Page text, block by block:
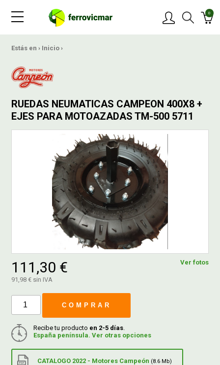
0
Estás en › Inicio ›
RUEDAS NEUMATICAS CAMPEON 400X8 +
EJES PARA MOTOAZADAS TM-500 5711
Ver fotos
111,30 €
91,98 € sin IVA
COMPRAR
Recibe tu producto en 2-5 días
España península. Ver otras opciones
CATALOGO 2022 - Motores Campeón (8.6 Mb)
OFERTAS
NOVEDADES
BLOG
CONTACTAR
FERROVICMAR
CATÁLOGOS
GUÍAS